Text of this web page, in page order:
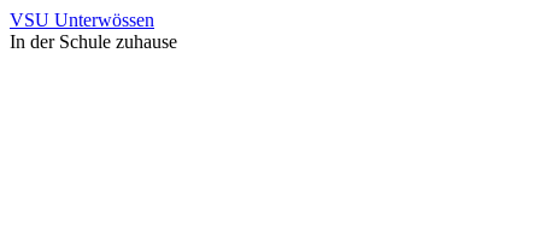
VSU Unterwössen
In der Schule zuhause